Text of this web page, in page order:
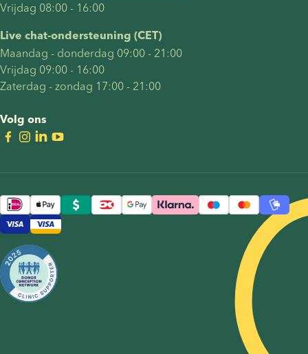
Vrijdag 08:00 - 16:00
Live chat-ondersteuning (CET)
Maandag - donderdag 09:00 - 21:00
Vrijdag 09:00 - 16:00
Zaterdag - zondag 17:00 - 21:00
Volg ons